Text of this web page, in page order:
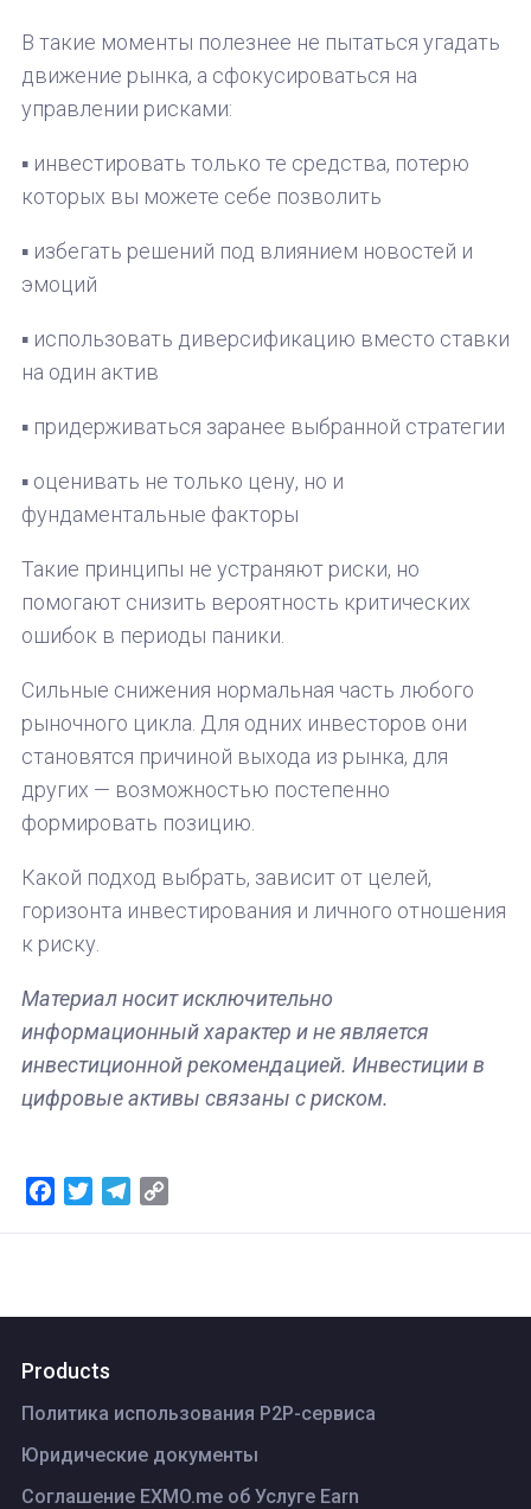
В такие моменты полезнее не пытаться угадать
движение рынка, а сфокусироваться на
управлении рисками:
▪️ инвестировать только те средства, потерю
которых вы можете себе позволить
▪️ избегать решений под влиянием новостей и
эмоций
▪️ использовать диверсификацию вместо ставки
на один актив
▪️ придерживаться заранее выбранной стратегии
▪️ оценивать не только цену, но и
фундаментальные факторы
Такие принципы не устраняют риски, но
помогают снизить вероятность критических
ошибок в периоды паники.
Сильные снижения нормальная часть любого
рыночного цикла. Для одних инвесторов они
становятся причиной выхода из рынка, для
других — возможностью постепенно
формировать позицию.
Какой подход выбрать, зависит от целей,
горизонта инвестирования и личного отношения
к риску.
Материал носит исключительно
информационный характер и не является
инвестиционной рекомендацией. Инвестиции в
цифровые активы связаны с риском.
FacebookTwitterTelegram
Products
Политика использования P2P-сервиса
Юридические документы
Соглашение EXMO.me об Услуге Earn